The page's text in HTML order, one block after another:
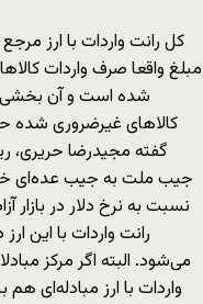
مبلغ واقعا صرف واردات
شده است و آن بخشی
گفته مجيدرضا حريری،
جيب ملت به جيب عده‌ای
نسبت به نرخ دلار در بازار
می‌شود. البته اگر مرکز
واردات با ارز مبادله‌ای